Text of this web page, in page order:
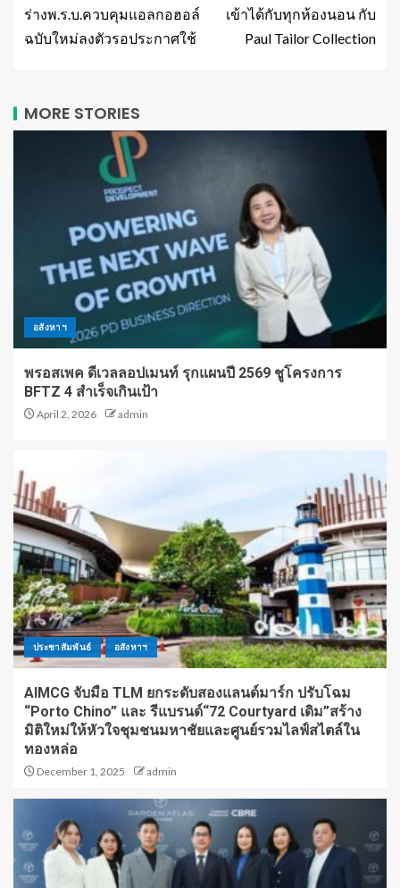
ร่างพ.ร.บ.ควบคุมแอลกอฮอล์
ฉบับใหม่ลงตัวรอประกาศใช้
เข้าได้กับทุกห้องนอน กับ
Paul Tailor Collection
MORE STORIES
อสังหาฯ
พรอสเพค ดีเวลลอปเมนท์ รุกแผนปี 2569 ชูโครงการ
BFTZ 4 สำเร็จเกินเป้า
April 2, 2026 admin
ประชาสัมพันธ์ อสังหาฯ
AIMCG จับมือ TLM ยกระดับสองแลนด์มาร์ก ปรับโฉม
“Porto Chino” และ รีแบรนด์“72 Courtyard เดิม”สร้าง
มิติใหม่ให้หัวใจชุมชนมหาชัยและศูนย์รวมไลฟ์สไตล์ใน
ทองหล่อ
December 1, 2025 admin